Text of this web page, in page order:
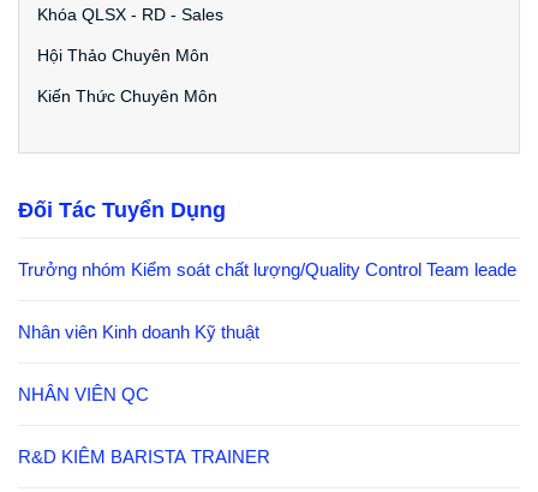
Khóa QLSX - RD - Sales
Hội Thảo Chuyên Môn
Kiến Thức Chuyên Môn
Đối Tác Tuyển Dụng
Trưởng nhóm Kiểm soát chất lượng/Quality Control Team leade
Nhân viên Kinh doanh Kỹ thuật
NHÂN VIÊN QC
R&D KIÊM BARISTA TRAINER